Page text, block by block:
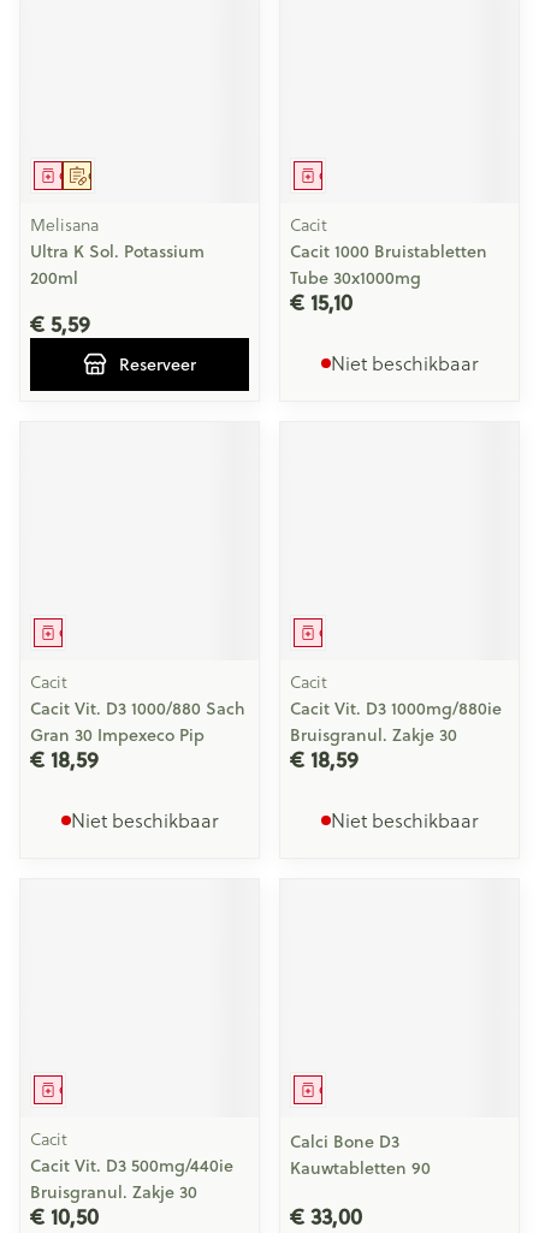
Op voorschrift
Geneesmiddel
Melisana
Ultra K Sol. Potassium
200ml
€ 5,59
Reserveer
Geneesmiddel
Cacit
Cacit 1000 Bruistabletten
Tube 30x1000mg
€ 15,10
Niet beschikbaar
Geneesmiddel
Cacit
Cacit Vit. D3 1000/880 Sach
Gran 30 Impexeco Pip
€ 18,59
Niet beschikbaar
Geneesmiddel
Cacit
Cacit Vit. D3 1000mg/880ie
Bruisgranul. Zakje 30
€ 18,59
Niet beschikbaar
Geneesmiddel
Cacit
Cacit Vit. D3 500mg/440ie
Bruisgranul. Zakje 30
€ 10,50
Geneesmiddel
Calci Bone D3
Kauwtabletten 90
€ 33,00